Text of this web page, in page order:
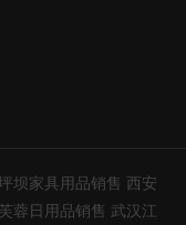
坝家具用品销售 西安
蓉日用品销售 武汉江